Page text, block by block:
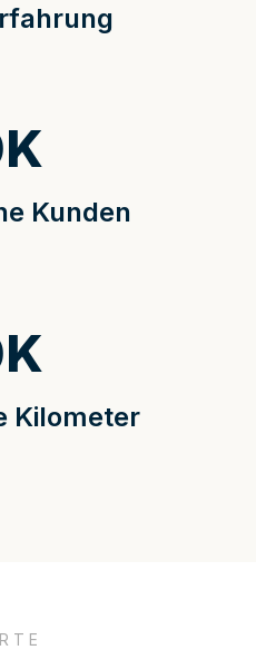
Kunden
K
Kilometer
K